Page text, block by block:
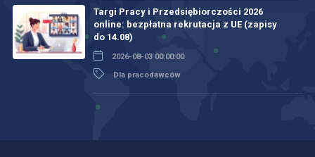
Targi Pracy i Przedsiębiorczości 2026
online: bezpłatna rekrutacja z UE (zapisy
do 14.08)
2026-08-03 00:00:00
Dla pracodawców